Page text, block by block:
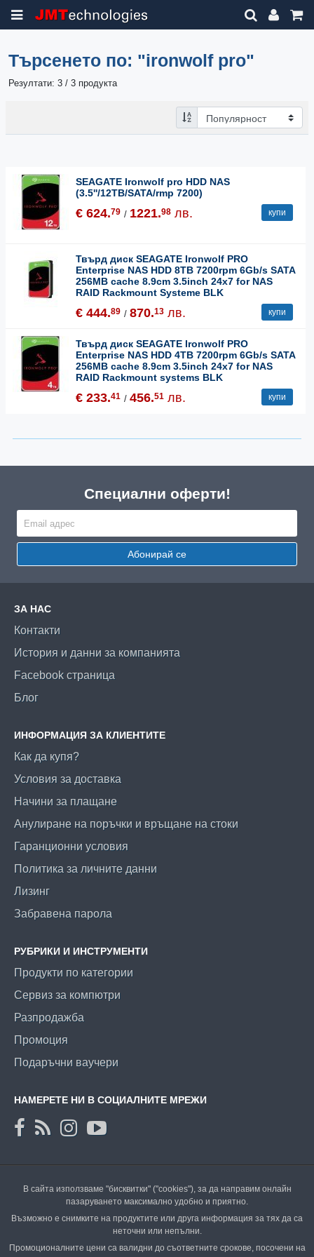
Търсенето по: "ironwolf pro"
Резултати: 3 / 3 продукта
SEAGATE Ironwolf pro HDD NAS
(3.5''/12TB/SATA/rmp 7200)
€ 624.79 / 1221.98 лв. купи
Твърд диск SEAGATE Ironwolf PRO
Enterprise NAS HDD 8TB 7200rpm 6Gb/s SATA
256MB cache 8.9cm 3.5inch 24x7 for NAS
RAID Rackmount Systeme BLK
€ 444.89 / 870.13 лв. купи
Твърд диск SEAGATE Ironwolf PRO
Enterprise NAS HDD 4TB 7200rpm 6Gb/s SATA
256MB cache 8.9cm 3.5inch 24x7 for NAS
RAID Rackmount systems BLK
€ 233.41 / 456.51 лв. купи
Специални оферти!
Абонирай се
ЗА НАС
Контакти
История и данни за компанията
Facebook страница
Блог
ИНФОРМАЦИЯ ЗА КЛИЕНТИТЕ
Как да купя?
Условия за доставка
Начини за плащане
Анулиране на поръчки и връщане на стоки
Гаранционни условия
Политика за личните данни
Лизинг
Забравена парола
РУБРИКИ И ИНСТРУМЕНТИ
Продукти по категории
Сервиз за компютри
Разпродажба
Промоция
Подаръчни ваучери
НАМЕРЕТЕ НИ В СОЦИАЛНИТЕ МРЕЖИ
В сайта използваме "бисквитки" ("cookies"), за да направим онлайн
пазаруването максимално удобно и приятно.
Възможно е снимките на продуктите или друга информация за тях да са
неточни или непълни.
Промоционалните цени са валидни до съответните срокове, посочени на